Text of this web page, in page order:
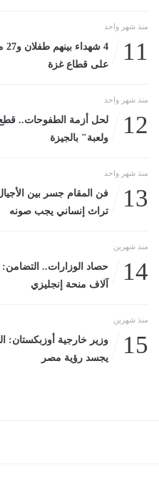
منذ شهر واحد
11
على قطاع غزة
منذ شهر واحد
12
ولعبة" بالجيزة
منذ شهر واحد
13
فن المقام جسر بين
تراث إنساني يجب صونه
منذ شهرين
14
آلاف منحة إنجليزي
منذ شهرين
15
وزير خارجية أوزبكستان:
يجسد رؤية مصر